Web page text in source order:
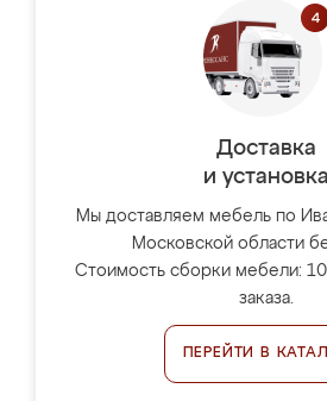
Доставка
и установка
Мы доставляем мебель по
Московской области
Стоимость сборки мебели:
заказа.
ПЕРЕЙТИ В